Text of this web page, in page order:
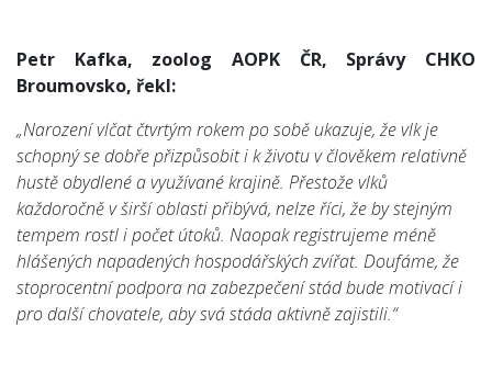
Petr Kafka, zoolog AOPK ČR, Správy CHKO
Broumovsko, řekl:
„Narození vlčat čtvrtým rokem po sobě ukazuje, že vlk je
schopný se dobře přizpůsobit i k životu v člověkem relativně
hustě obydlené a využívané krajině. Přestože vlků
každoročně v širší oblasti přibývá, nelze říci, že by stejným
tempem rostl i počet útoků. Naopak registrujeme méně
hlášených napadených hospodářských zvířat. Doufáme, že
stoprocentní podpora na zabezpečení stád bude motivací i
pro další chovatele, aby svá stáda aktivně zajistili.“